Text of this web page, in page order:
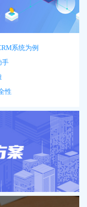
系统为例
手
性